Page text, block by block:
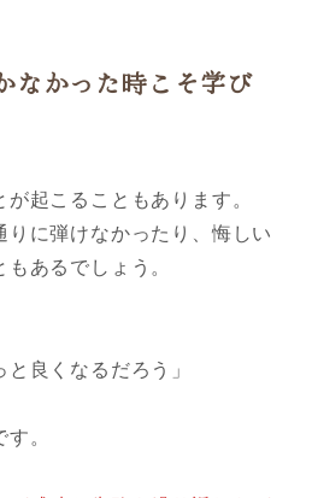
なかった時こそ学び
起こることもあります。
に弾けなかったり、悔しい
あるでしょう。
良くなるだろう」
。